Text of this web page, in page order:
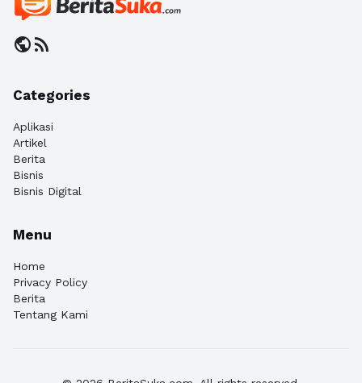
publicrss_feed
Categories
Aplikasi
Artikel
Berita
Bisnis
Bisnis Digital
Menu
Home
Privacy Policy
Berita
Tentang Kami